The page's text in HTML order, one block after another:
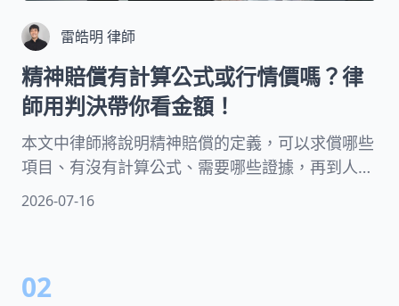
雷皓明 律師
精神賠償有計算公式或行情價嗎？律
師用判決帶你看金額！
本文中律師將說明精神賠償的定義，可以求償哪些
項目、有沒有計算公式、需要哪些證據，再到人人
關心的精神慰撫金多少才合理等議題皆有收錄，同
2026-07-16
02